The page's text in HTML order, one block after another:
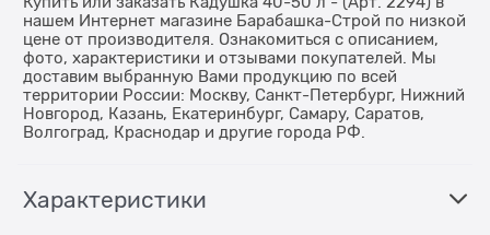
нашем Интернет магазине Барабашка-Строй по низкой
цене от производителя. Ознакомиться с описанием,
фото, характеристики и отзывами покупателей. Мы
доставим выбранную Вами продукцию по всей
территории России: Москву, Санкт-Петербург, Нижний
Новгород, Казань, Екатеринбург, Самару, Саратов,
Волгоград, Краснодар и другие города РФ.
Характеристики